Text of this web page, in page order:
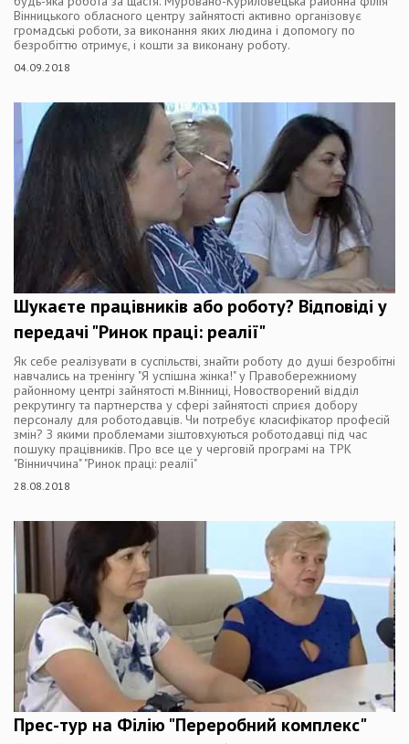
Вінницького обласного центру зайнятості активно організовує
громадські роботи, за виконання яких людина і допомогу по
безробіттю отримує, і кошти за виконану роботу.
04.09.2018
Шукаєте працівників або роботу? Відповіді у
передачі "Ринок праці: реалії"
Як себе реалізувати в суспільстві, знайти роботу до душі безробітні
навчались на тренінгу "Я успішна жінка!" у Правобережниому
районному центрі зайнятості м.Вінниці, Новостворений відділ
рекрутингу та партнерства у сфері зайнятості сприєя добору
персоналу для роботодавців. Чи потребує класифікатор професій
змін? З якими проблемами зіштовхуються роботодавці під час
пошуку працівників. Про все це у черговій програмі на ТРК
"Вінниччина" "Ринок праці: реалії"
28.08.2018
Прес-тур на Філію "Переробний комплекс"